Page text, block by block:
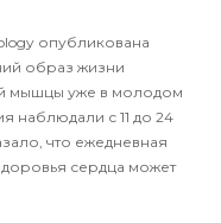
опубликована
образ жизни
мышцы уже в молодом
наблюдали с 11 до 24
что ежедневная
сердца может